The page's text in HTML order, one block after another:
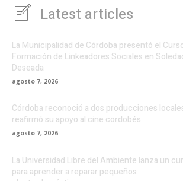
Latest articles
La Municipalidad de Córdoba presentó el
Formación de Linkeadores Sociales en
Deseada
agosto 7, 2026
Córdoba reconoció a dos producciones
reafirmó su apoyo al cine cordobés
agosto 7, 2026
La Universidad Libre del Ambiente lanza un
para aprender a reparar pequeños